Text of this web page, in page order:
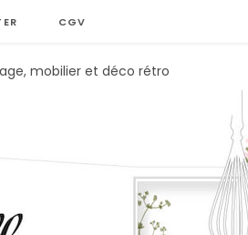
CGV
mobilier et déco rétro